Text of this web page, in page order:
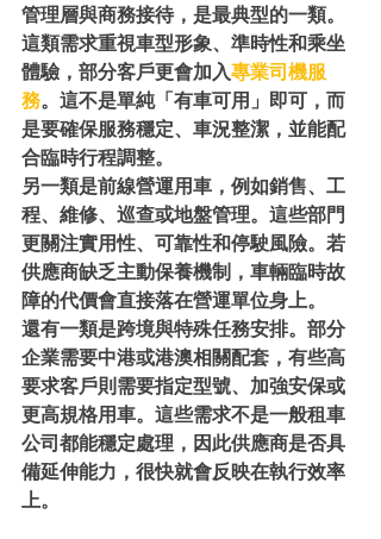
管理層與商務接待，是最典型的一類。
這類需求重視車型形象、準時性和乘坐
體驗，部分客戶更會加入專業司機服
務。這不是單純「有車可用」即可，而
是要確保服務穩定、車況整潔，並能配
合臨時行程調整。
另一類是前線營運用車，例如銷售、工
程、維修、巡查或地盤管理。這些部門
更關注實用性、可靠性和停駛風險。若
供應商缺乏主動保養機制，車輛臨時故
障的代價會直接落在營運單位身上。
還有一類是跨境與特殊任務安排。部分
企業需要中港或港澳相關配套，有些高
要求客戶則需要指定型號、加強安保或
更高規格用車。這些需求不是一般租車
公司都能穩定處理，因此供應商是否具
備延伸能力，很快就會反映在執行效率
上。